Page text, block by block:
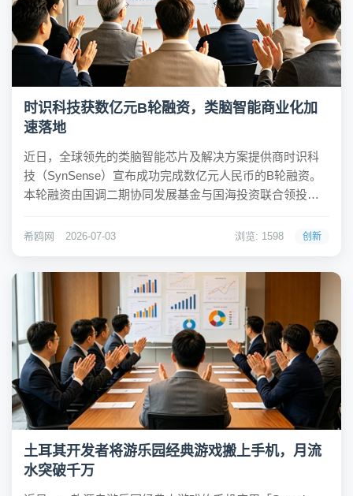
时识科技获数亿元B轮融资，类脑智能商业化加
速落地
近日，全球领先的类脑智能芯片及解决方案提供商时识科
技（SynSense）宣布成功完成数亿元人民币的B轮融资。
本轮融资由国调二期协同发展基金与国海投资联合领投，
投。资金将用于加速脑机接口全栈产品的研发与量产，并
希鸥网 2026-07-03 浏览: 1598 创新
土耳其开发者将游乐园经典游戏搬上手机，月流
水突破千万